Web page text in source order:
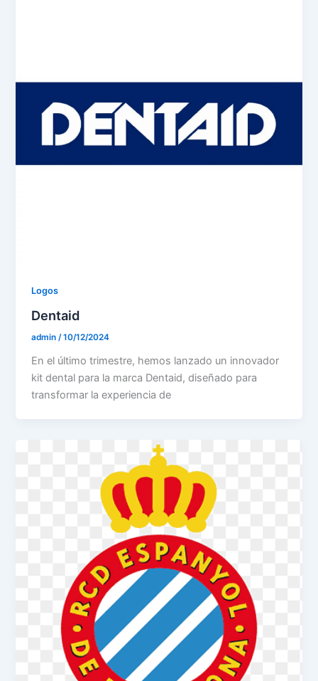
Logos
Dentaid
admin/10/12/2024
En el último trimestre, hemos lanzado un innovador
kit dental para la marca Dentaid, diseñado para
transformar la experiencia de